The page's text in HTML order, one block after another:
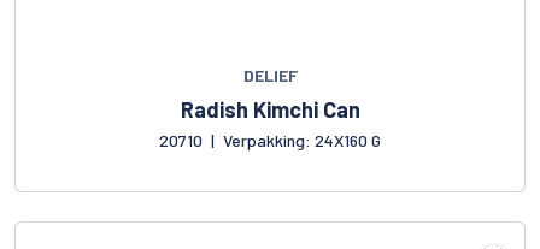
DELIEF
Radish Kimchi Can
20710 | Verpakking: 24X160 G